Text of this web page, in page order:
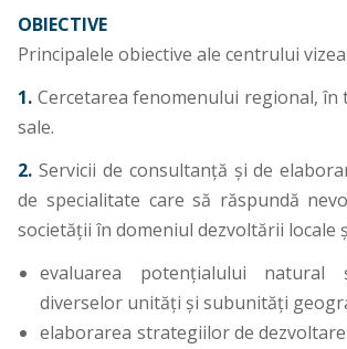
OBIECTIVE
Principalele obiective ale centrului
1. Cercetarea fenomenului regional, în
sale.
2. Servicii de consultanţă şi de
de specialitate care să răspundă
societăţii în domeniul dezvoltării locale
evaluarea potenţialului
diverselor unităţi şi subunităţi
elaborarea strategiilor de